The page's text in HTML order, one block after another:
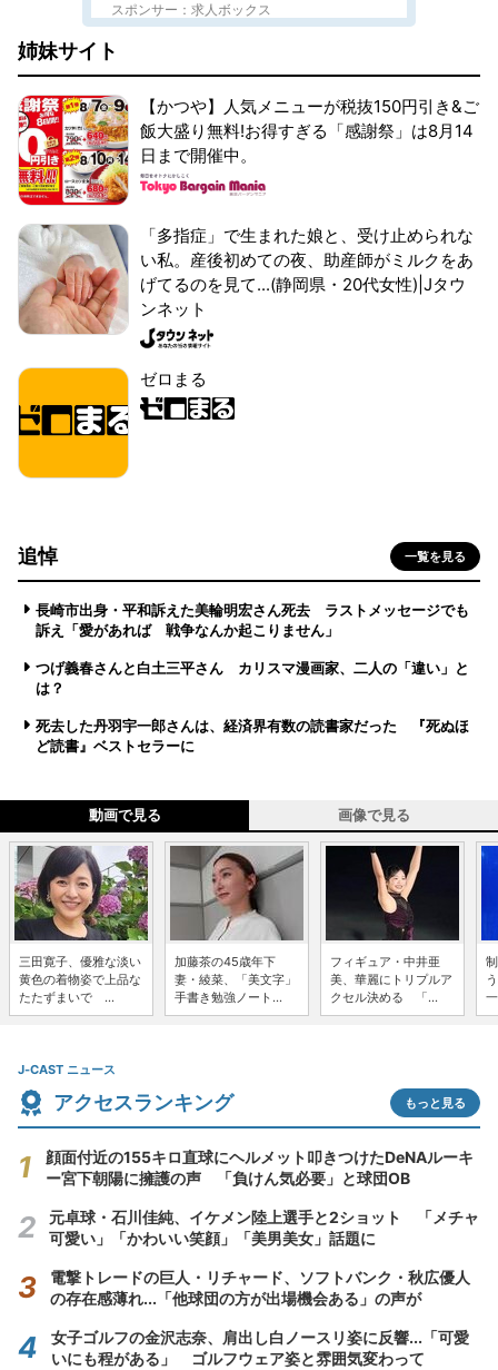
スポンサー：求人ボックス
姉妹サイト
【かつや】人気メニューが税抜150円引き&ご
飯大盛り無料!お得すぎる「感謝祭」は8月14
日まで開催中。
「多指症」で生まれた娘と、受け止められな
い私。産後初めての夜、助産師がミルクをあ
げてるのを見て...(静岡県・20代女性)|Jタウ
ンネット
ゼロまる
追悼 一覧を見る
長崎市出身・平和訴えた美輪明宏さん死去 ラストメッセージでも
訴え「愛があれば 戦争なんか起こりません」
つげ義春さんと白土三平さん カリスマ漫画家、二人の「違い」と
は？
死去した丹羽宇一郎さんは、経済界有数の読書家だった 『死ぬほ
ど読書』ベストセラーに
動画で見る 画像で見る
三田寛子、優雅な淡い
黄色の着物姿で上品な
たたずまいで ...
加藤茶の45歳年下
妻・綾菜、「美文字」
手書き勉強ノート...
フィギュア・中井亜
美、華麗にトリプルア
クセル決める 「...
J-CAST ニュース
アクセスランキング もっと見る
顔面付近の155キロ直球にヘルメット叩きつけたDeNAルーキ
ー宮下朝陽に擁護の声 「負けん気必要」と球団OB
元卓球・石川佳純、イケメン陸上選手と2ショット 「メチャ
可愛い」「かわいい笑顔」「美男美女」話題に
電撃トレードの巨人・リチャード、ソフトバンク・秋広優人
の存在感薄れ...「他球団の方が出場機会ある」の声が
女子ゴルフの金沢志奈、肩出し白ノースリ姿に反響...「可愛
いにも程がある」 ゴルフウェア姿と雰囲気変わって